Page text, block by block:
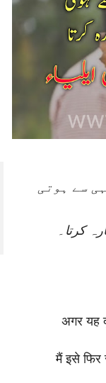
کرتا۔
अगर यह
मैं इसे फिर